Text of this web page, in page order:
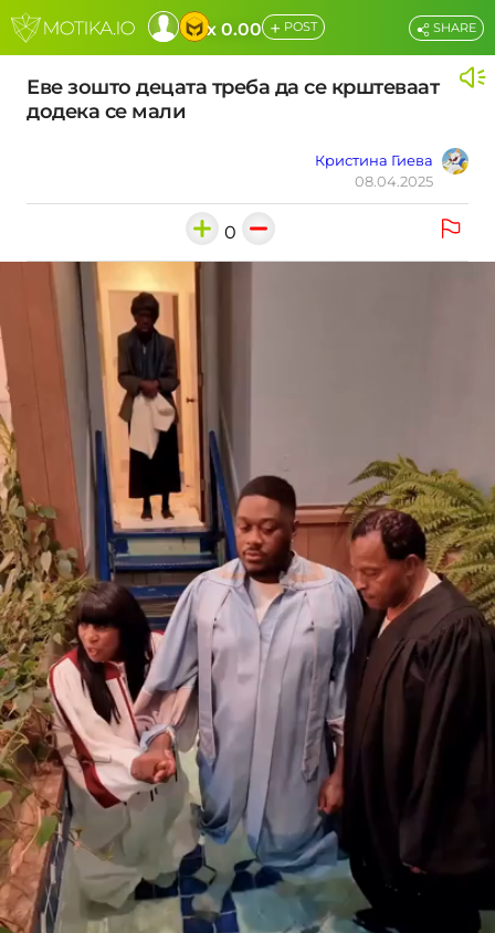
x 0.00 + POST
Еве зошто децата треба да се крштеваат
додека се мали
Кристина Гиева
08.04.2025
SHARE
0